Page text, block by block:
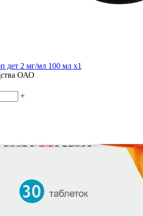
дет 2 мг/мл 100 мл x1
ОАО
+